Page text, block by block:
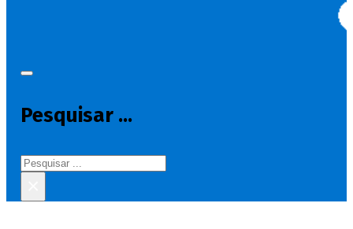
Pesquisar ...
Pesquisar